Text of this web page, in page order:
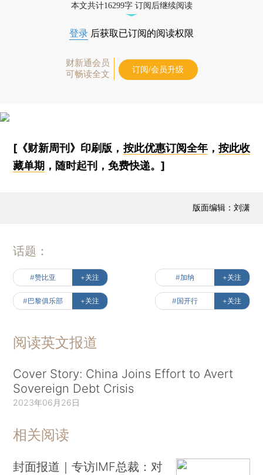
本文共计16299字 订阅后继续阅读
登录 后获取已订阅的阅读权限
财新通会员
可畅读全文
订阅/会员升级
[《财新周刊》印刷版， 按此优惠订阅全年， 按此收
藏单期 ，随时起刊，免费快递。]
版面编辑：刘潇
话题：
#赞比亚 +关注 #加纳 +关注
#巴黎俱乐部 +关注 #国开行 +关注
阅读英文报道
Cover Story: China Joins Effort to Avert
Sovereign Debt Crisis
2023年06月26日
相关阅读
封面报道｜专访IMF总裁：对